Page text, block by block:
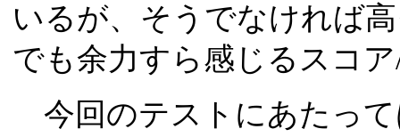
いるが、そうでなければ
でも余力すら感じるスコ
今回のテストにあたっ